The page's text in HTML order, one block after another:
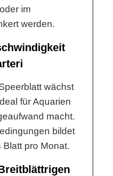
im
werden.
wächst
für Aquarien
macht.
bildet
pro Monat.